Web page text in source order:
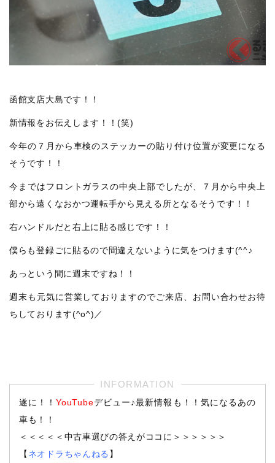
函館支店大島です！！
新情報をお伝えします！！(笑)
今年の７月から車検のステッカーの貼り付け位置が変更になる
そうです！！
今まではフロントガラスの中央上部でしたが、７月から中央上
部から遠くなおかつ運転手から見える所となるそうです！！
右ハンドルだと右上に貼る感じです！！
僕らも登録ごに貼るので間違えないように気をつけます(^^♪
あっという間に週末ですね！！
週末も元気に営業しておりますのでご来店、お問い合わせお待
ちしております(^o^)／
遂に！！YouTubeデビュー♪最新情報も！！気になるあの
車も！！
＜＜＜＜＜中古車選びの答えがココに＞＞＞＞＞＞
【 ネオドラちゃんねる 】